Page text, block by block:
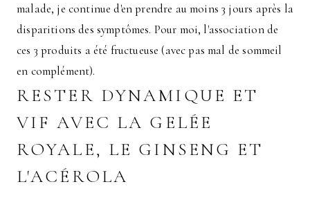
malade, je continue d'en prendre au moins 3 jours après la
disparitions des symptômes. Pour moi, l'association de
ces 3 produits a été fructueuse (avec pas mal de sommeil
en complément).
RESTER DYNAMIQUE ET
VIF AVEC LA GELÉE
ROYALE, LE GINSENG ET
L'ACÉROLA